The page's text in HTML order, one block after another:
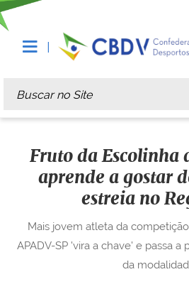
Busca
Busca Avançada…
Fruto da Escolinha
aprende a gostar
estreia no
Mais jovem atleta da
APADV-SP 'vira a chave' e passa
da